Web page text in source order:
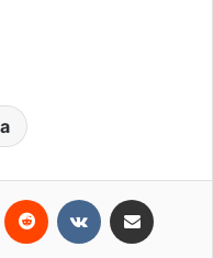
Pinterest Reddit VKontakte